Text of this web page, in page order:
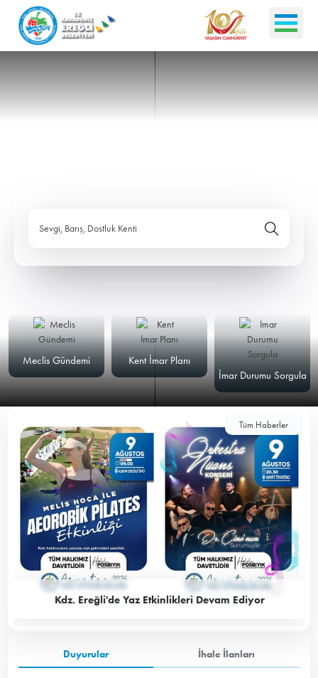
Sevgi, Barış, Dostluk Kenti
Meclis Gündemi
Kent İmar Planı
İmar Durumu Sorgula
Tüm Haberler
Kdz. Ereğli'de Yaz Etkinlikleri Devam Ediyor
Duyurular İhale İlanları